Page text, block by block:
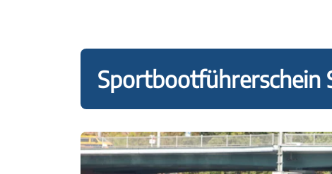
Sportbootführerschein